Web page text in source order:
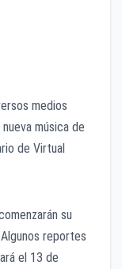
medios
música de
de Virtual
su
reportes
el 13 de